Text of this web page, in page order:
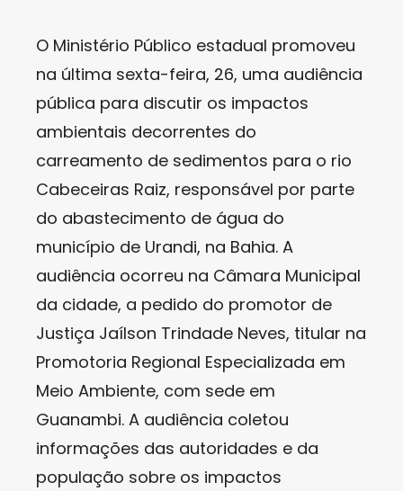
O Ministério Público estadual promoveu
na última sexta-feira, 26, uma audiência
pública para discutir os impactos
ambientais decorrentes do
carreamento de sedimentos para o rio
Cabeceiras Raiz, responsável por parte
do abastecimento de água do
município de Urandi, na Bahia. A
audiência ocorreu na Câmara Municipal
da cidade, a pedido do promotor de
Justiça Jaílson Trindade Neves, titular na
Promotoria Regional Especializada em
Meio Ambiente, com sede em
Guanambi. A audiência coletou
informações das autoridades e da
população sobre os impactos